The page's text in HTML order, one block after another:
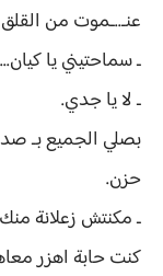
عنـ..ـموت من
ـ سماحتيني يا
ـ لا يا جدي.
بصلي الجميع بـ
حزن.
ـ مكنتش زعلانة
كنت حابة اهزر